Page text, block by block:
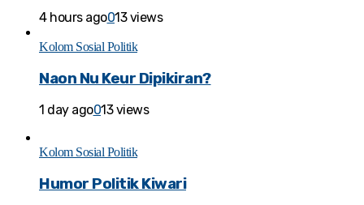
4 hours ago013 views
Kolom Sosial Politik
Naon Nu Keur Dipikiran?
1 day ago013 views
Kolom Sosial Politik
Humor Politik Kiwari